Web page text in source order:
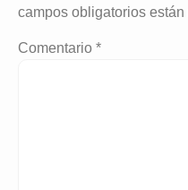
campos obligatorios están
Comentario *